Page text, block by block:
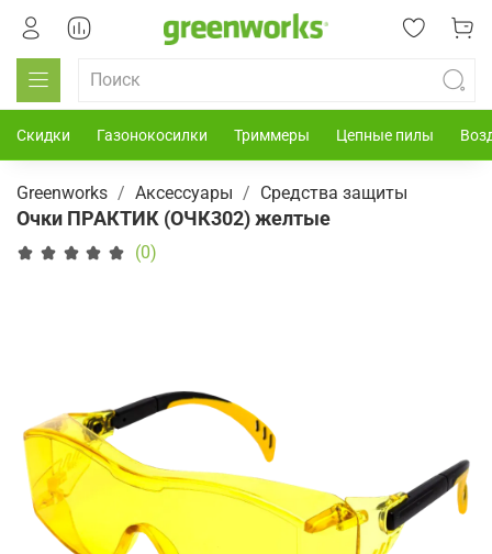
Скидки Газонокосилки Триммеры Цепные пилы
Greenworks Аксессуары Средства защиты
Очки ПРАКТИК (ОЧК302) желтые
(0)